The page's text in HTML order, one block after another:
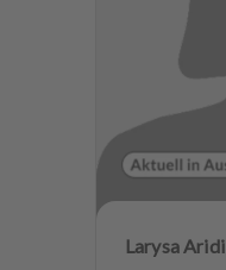
Larysa Aridi